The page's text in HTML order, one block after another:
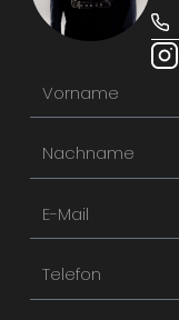
o
n
a
h
-
M
a
e